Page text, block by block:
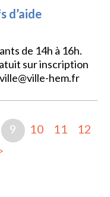
d’aide
de 14h à 16h.
sur inscription
hem.fr
9 10 11
12
>